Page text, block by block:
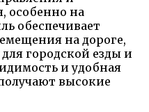
особенно на
обеспечивает
на дороге,
городской езды и
и удобная
высокие